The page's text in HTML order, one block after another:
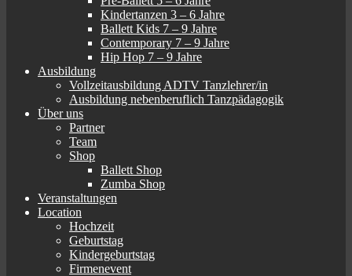
Kindertanzen 3 – 6 Jahre
Ballett Kids 7 – 9 Jahre
Contemporary 7 – 9 Jahre
Hip Hop 7 – 9 Jahre
Ausbildung
Vollzeitausbildung ADTV Tanzlehrer/in
Ausbildung nebenberuflich Tanzpädagogik
Über uns
Partner
Team
Shop
Ballett Shop
Zumba Shop
Veranstaltungen
Location
Hochzeit
Geburtstag
Kindergeburtstag
Firmenevent